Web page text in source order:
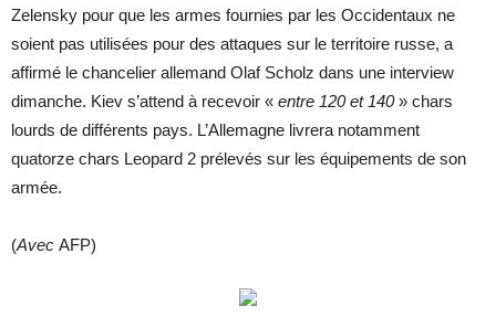
Zelensky pour que les armes fournies par les Occidentaux ne
soient pas utilisées pour des attaques sur le territoire russe, a
affirmé le chancelier allemand Olaf Scholz dans une interview
dimanche. Kiev s’attend à recevoir « entre 120 et 140» chars
lourds de différents pays. L’Allemagne livrera notamment
quatorze chars Leopard 2 prélevés sur les équipements de son
armée.
(Avec AFP)